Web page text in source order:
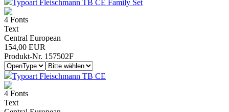
Typoart Fleischmann TB CE Family Set
4 Fonts
Text
Central European
154,00 EUR
Produkt-Nr. 157502F
Typoart Fleischmann TB CE
4 Fonts
Text